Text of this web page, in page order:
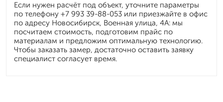
Если нужен расчёт под объект, уточните параметры
по телефону +7 993 39-88-053 или приезжайте в офис
по адресу Новосибирск, Военная улица, 4А: мы
посчитаем стоимость, подготовим прайс по
материалам и предложим оптимальную технологию.
Чтобы заказать замер, достаточно оставить заявку
специалист согласует время.